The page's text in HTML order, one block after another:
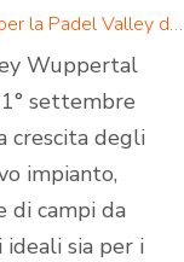
Padelcreations costruisce campi da padel per la Padel Valley di Wuppertal - inaugurazione il 1° settembre 2024
Wuppertal
settembre
crescita degli
impianto,
di campi da
sia per i